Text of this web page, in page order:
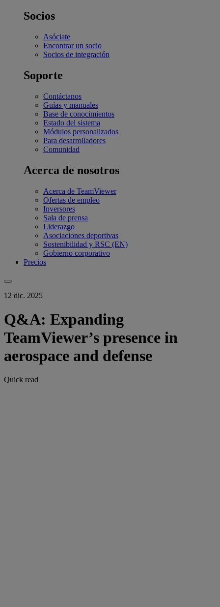
Socios
Asóciate
Encontrar un socio
Socios de integración
Soporte
Contáctanos
Guías y manuales
Base de conocimientos
Estado del sistema
Módulos personalizados
Para desarrolladores
Comunidad
Acerca de nosotros
Acerca de TeamViewer
Ofertas de empleo
Inversores
Sala de prensa
Liderazgo
Asociaciones deportivas
Sostenibilidad y RSC (EN)
Gobierno corporativo
Precios
12 dic. 2025
Q&A: Expanding
TeamViewer’s presence in
aerospace and defense
Quick read